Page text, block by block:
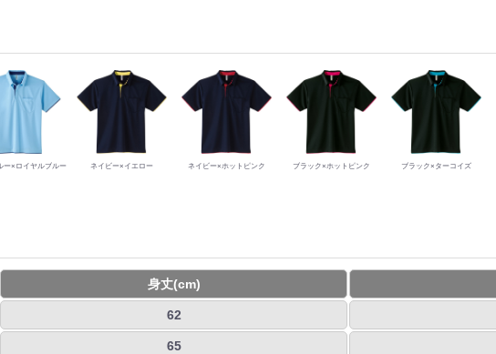
ー×ロイヤルブルー ネイビー×イエロー ネイビー×ホットピンク ブラック×ホットピンク ブラック×ターコイズ
身丈(cm)
62
65